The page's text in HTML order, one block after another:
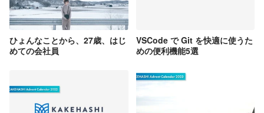
ひょんなことから、27歳、はじ
めての会社員
VSCode で Git を快適に使うた
めの便利機能5選